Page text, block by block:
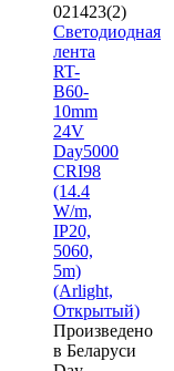
021423(2)
Светодиодная
лента
RT-
B60-
10mm
24V
Day5000
CRI98
(14.4
W/m,
IP20,
5060,
5m)
(Arlight,
Открытый)
Произведено
в Беларуси